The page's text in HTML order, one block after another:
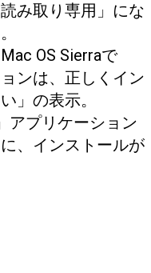
み取り専用」にな
OS Sierraで
ンは、正しくイン
」の表示。
アプリケーション
、インストールが